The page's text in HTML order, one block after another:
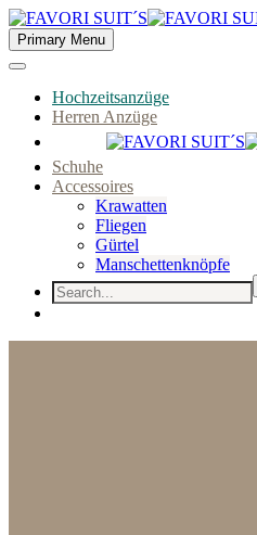
Primary Menu
Hochzeitsanzüge
Herren Anzüge
Schuhe
Accessoires
Krawatten
Fliegen
Gürtel
Manschettenknöpfe